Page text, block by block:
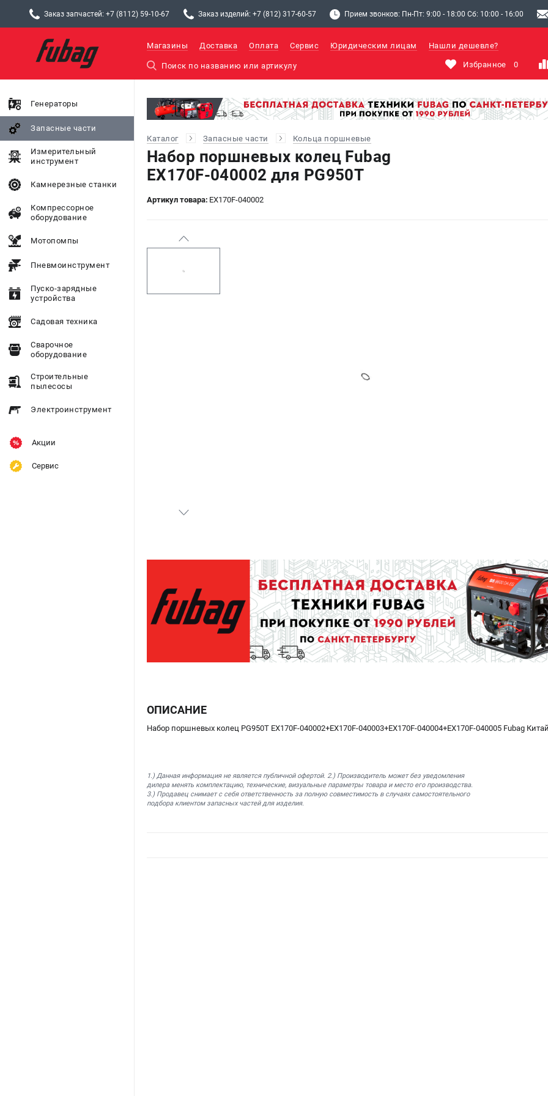
Заказ запчастей: +7 (8112) 59-10-67 Заказ изделий: +7 (812) 317-60-57 Прием звонков: Пн-Пт: 9:00 - 18:00 Сб: 10:00 - 16:00
Магазины Доставка Оплата Сервис Юридическим лицам Нашли дешевле?
Избранное 0
Генераторы
Запасные части
Измерительный
инструмент
Камнерезные станки
Компрессорное
оборудование
Мотопомпы
Пневмоинструмент
Пуско-зарядные
устройства
Садовая техника
Сварочное
оборудование
Строительные
пылесосы
Электроинструмент
Акции
Сервис
Каталог Запасные части Кольца поршневые
Набор поршневых колец Fubag
EX170F-040002 для PG950T
Артикул товара: EX170F-040002
ОПИСАНИЕ
Набор поршневых колец PG950T EX170F-040002+EX170F-040003+EX170F-040004+EX170F-040005 Fubag
1.) Данная информация не является публичной офертой. 2.) Производитель может без уведомления
дилера менять комплектацию, технические, визуальные параметры товара и место его производства.
3.) Продавец снимает с себя ответственность за полную совместимость в случаях самостоятельного
подбора клиентом запасных частей для изделия.